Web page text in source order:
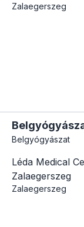
Zalaegerszeg
Belgyógyászat
Léda Medical
Zalaegerszeg
Zalaegerszeg